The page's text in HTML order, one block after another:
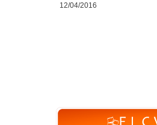
12/04/2016